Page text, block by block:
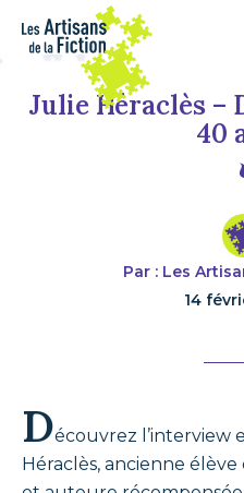
Julie Héraclès –
40
Par : Les
14
Découvrez l’interview
Héraclès, ancienne élève